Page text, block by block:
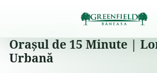
Orașul de 15 Minute |
Urbană